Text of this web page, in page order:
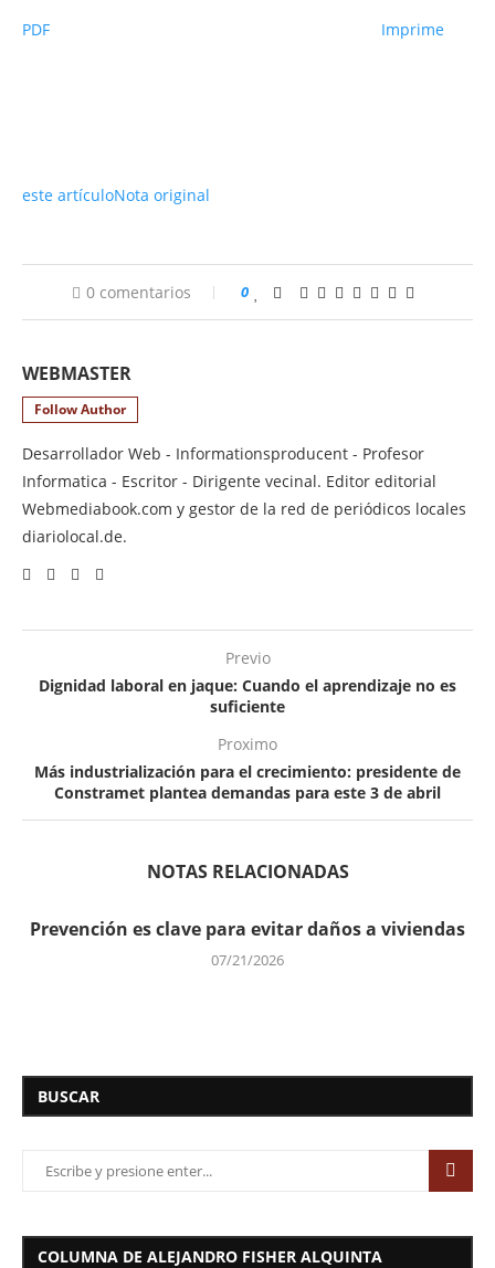
PDF Imprime
este artículoNota original
0 comentarios 0
WEBMASTER
Follow Author
Desarrollador Web - Informationsproducent - Profesor
Informatica - Escritor - Dirigente vecinal. Editor editorial
Webmediabook.com y gestor de la red de periódicos locales
diariolocal.de.
Previo
Dignidad laboral en jaque: Cuando el aprendizaje no es
suficiente
Proximo
Más industrialización para el crecimiento: presidente de
Constramet plantea demandas para este 3 de abril
NOTAS RELACIONADAS
Prevención es clave para evitar daños a viviendas
07/21/2026
BUSCAR
COLUMNA DE ALEJANDRO FISHER ALQUINTA